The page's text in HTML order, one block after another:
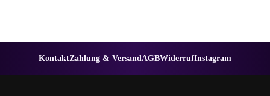
KontaktZahlung & VersandAGBWiderrufInstagram